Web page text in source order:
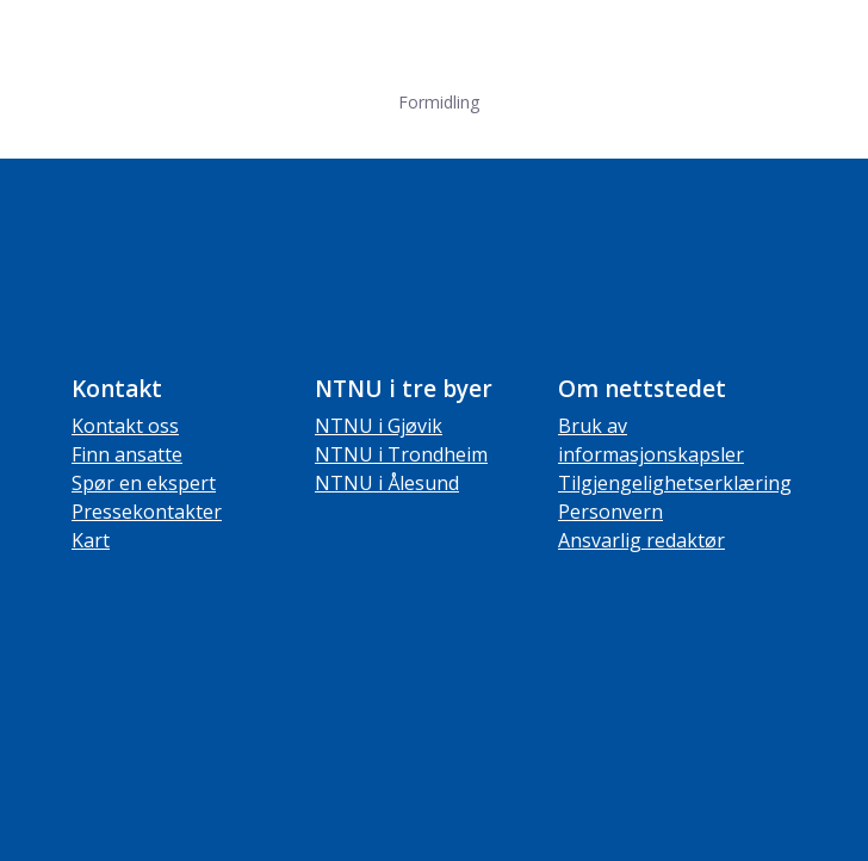
Formidling
Kontakt
Kontakt oss
Finn ansatte
Spør en ekspert
Pressekontakter
Kart
NTNU i tre byer
NTNU i Gjøvik
NTNU i Trondheim
NTNU i Ålesund
Om nettstedet
Bruk av
informasjonskapsler
Tilgjengelighetserklæring
Personvern
Ansvarlig redaktør